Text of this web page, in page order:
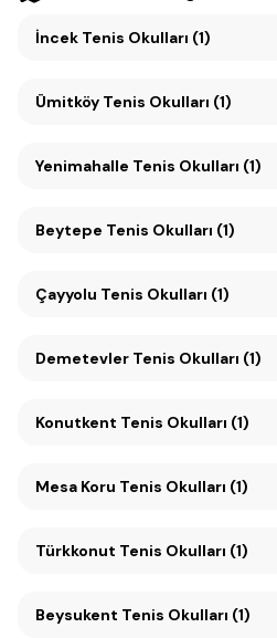
İncek Tenis Okulları (1)
Ümitköy Tenis Okulları (1)
Yenimahalle Tenis Okulları (1)
Beytepe Tenis Okulları (1)
Çayyolu Tenis Okulları (1)
Demetevler Tenis Okulları (1)
Konutkent Tenis Okulları (1)
Mesa Koru Tenis Okulları (1)
Türkkonut Tenis Okulları (1)
Beysukent Tenis Okulları (1)